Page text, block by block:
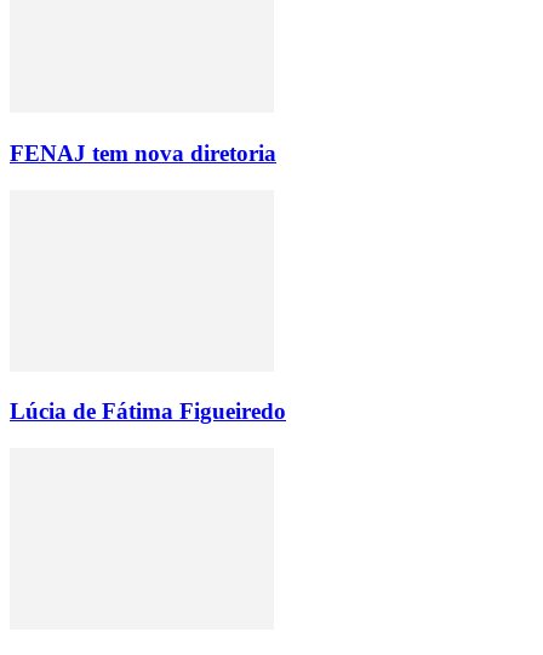
FENAJ tem nova diretoria
Lúcia de Fátima Figueiredo